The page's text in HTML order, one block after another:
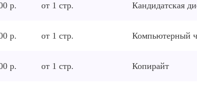
р. от 1 стр. Кандидатская
р. от 1 стр. Компьютерный
р. от 1 стр. Копирайт